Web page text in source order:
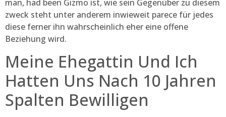
man, had been Gizmo ist, wie sein Gegenüber zu diesem
zweck steht unter anderem inwieweit parece für jedes
diese ferner ihn wahrscheinlich eher eine offene
Beziehung wird.
Meine Ehegattin Und Ich
Hatten Uns Nach 10 Jahren
Spalten Bewilligen